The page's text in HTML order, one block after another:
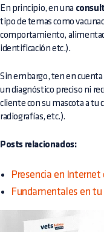
En principio, en una
tipo de temas como
comportamiento,
identificación etc.).
Sin embargo, ten en cuenta
un diagnóstico preciso ni
cliente con su mascota a tu
radiografías, etc.).
Posts relacionados:
Presencia en
Fundamentales en tu